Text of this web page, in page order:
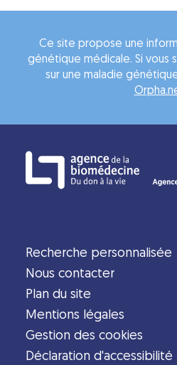
Ce site propose une
génétique médicale. Si vous
sur une maladie
Recherche personnalisée
Nous contacter
Plan du site
Mentions légales
Gestion des cookies
Déclaration d'accessibilité